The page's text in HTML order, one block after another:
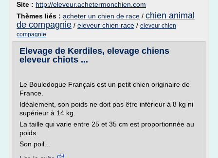
Site : http://eleveur.achetermonchien.com
Thèmes liés : acheter un chien de race / chien animal
de compagnie / eleveur chien race / eleveur chien
compagnie
Elevage de Kerdiles, elevage chiens
eleveur chiots ...
Le Bouledogue Français est un petit chien originaire de
France.
Idéalement, son poids ne doit pas être inférieur à 8 kg ni
supérieur à 14 kg.
La taille qui varie entre 25 et 35 cm est proportionnée au
poids.
Son poil...